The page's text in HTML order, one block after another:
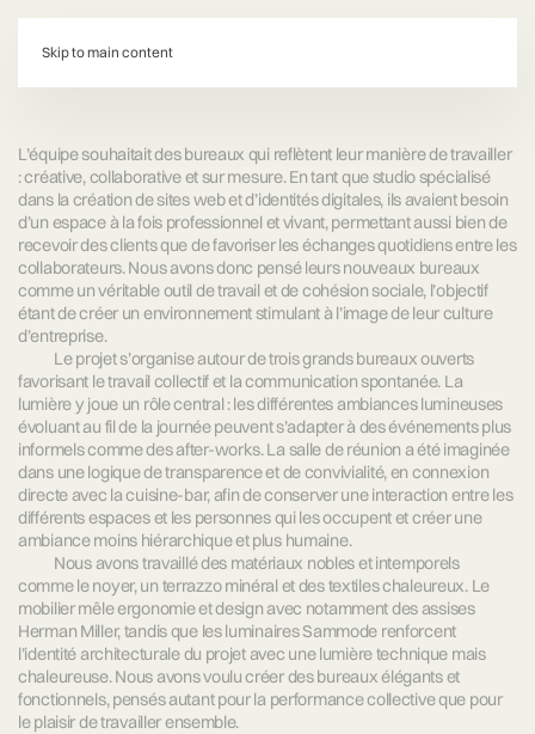
Skip to main content
d:
L’équipe souhaitait des bureaux qui reflètent leur manière de travailler
: créative, collaborative et sur mesure. En tant que studio spécialisé
dans la création de sites web et d’identités digitales, ils avaient besoin
d’un espace à la fois professionnel et vivant, permettant aussi bien de
recevoir des clients que de favoriser les échanges quotidiens entre les
collaborateurs. Nous avons donc pensé leurs nouveaux bureaux
comme un véritable outil de travail et de cohésion sociale, l’objectif
étant de créer un environnement stimulant à l’image de leur culture
d’entreprise.
Le projet s’organise autour de trois grands bureaux ouverts
favorisant le travail collectif et la communication spontanée. La
lumière y joue un rôle central : les différentes ambiances lumineuses
évoluant au fil de la journée peuvent s’adapter à des événements plus
informels comme des after-works. La salle de réunion a été imaginée
dans une logique de transparence et de convivialité, en connexion
directe avec la cuisine-bar, afin de conserver une interaction entre les
différents espaces et les personnes qui les occupent et créer une
ambiance moins hiérarchique et plus humaine.
Nous avons travaillé des matériaux nobles et intemporels
comme le noyer, un terrazzo minéral et des textiles chaleureux. Le
mobilier mêle ergonomie et design avec notamment des assises
Herman Miller, tandis que les luminaires Sammode renforcent
l’identité architecturale du projet avec une lumière technique mais
chaleureuse. Nous avons voulu créer des bureaux élégants et
fonctionnels, pensés autant pour la performance collective que pour
le plaisir de travailler ensemble.